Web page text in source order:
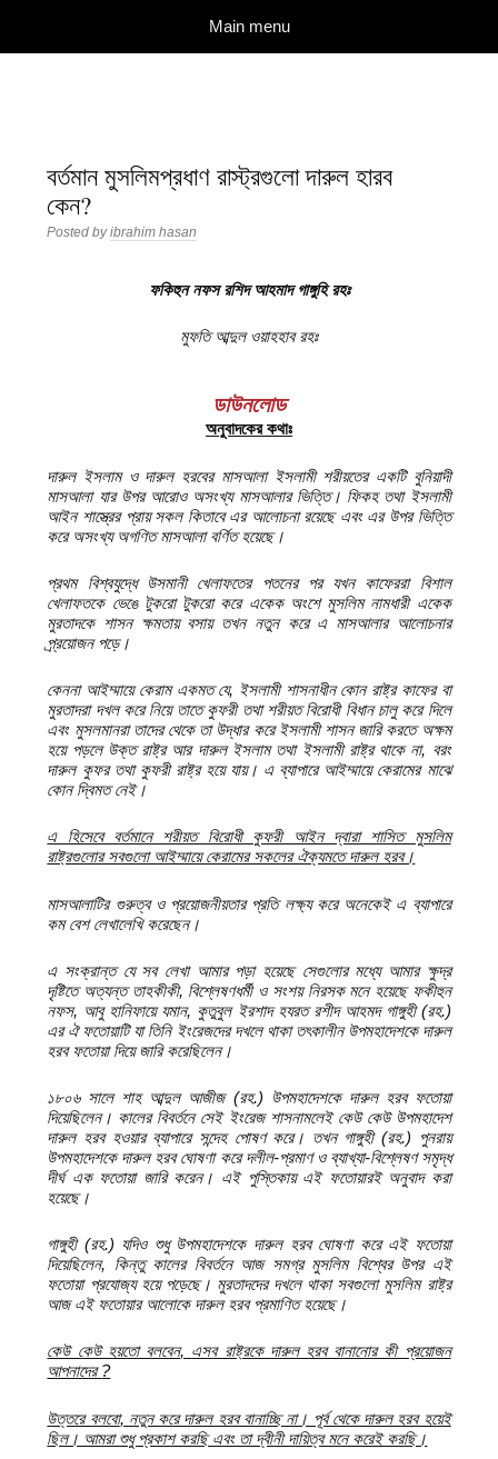
Main menu
বর্তমান মুসলিমপ্রধাণ রাস্ট্রগুলো দারুল হারব
কেন?
Posted byibrahim hasan
ফকিহুন নফস রশিদ আহমাদ গাঙ্গুহি রহঃ
মুফতি আব্দুল ওয়াহহাব রহঃ
ডাউনলোড
অনুবাদকের কথাঃ
দারুল ইসলাম ও দারুল হরবের মাসআলা ইসলামী শরীয়তের একটি বুনিয়াদী
মাসআলা যার উপর আরোও অসংখ্য মাসআলার ভিত্তি। ফিকহ তথা ইসলামী
আইন শাস্ত্রের প্রায় সকল কিতাবে এর আলোচনা রয়েছে এবং এর উপর ভিত্তি
করে অসংখ্য অগণিত মাসআলা বর্ণিত হয়েছে।
প্রথম বিশ্বযুদ্ধে উসমানী খেলাফতের পতনের পর যখন কাফেররা বিশাল
খেলাফতকে ভেঙে টুকরো টুকরো করে একেক অংশে মুসলিম নামধারী একেক
মুরতাদকে শাসন ক্ষমতায় বসায় তখন নতুন করে এ মাসআলার আলোচনার
প্র্রয়োজন পড়ে।
কেননা আইম্মায়ে কেরাম একমত যে, ইসলামী শাসনাধীন কোন রাষ্ট্র কাফের বা
মুরতাদরা দখল করে নিয়ে তাতে কুফরী তথা শরীয়ত বিরোধী বিধান চালু করে দিলে
এবং মুসলমানরা তাদের থেকে তা উদ্ধার করে ইসলামী শাসন জারি করতে অক্ষম
হয়ে পড়লে উক্ত রাষ্ট্র আর দারুল ইসলাম তথা ইসলামী রাষ্ট্র থাকে না, বরং
দারুল কুফর তথা কুফরী রাষ্ট্র হয়ে যায়। এ ব্যাপারে আইম্মায়ে কেরামের মাঝে
কোন দ্বিমত নেই।
এ হিসেবে বর্তমানে শরীয়ত বিরোধী কুফরী আইন দ্বারা শাসিত মুসলিম
রাষ্ট্রগুলোর সবগুলো আইম্মায়ে কেরামের সকলের ঐক্যমতে দারুল হরব।
মাসআলাটির গুরুত্ব ও প্রয়োজনীয়তার প্রতি লক্ষ্য করে অনেকেই এ ব্যাপারে
কম বেশ লেখালেখি করেছেন।
এ সংক্রান্ত যে সব লেখা আমার পড়া হয়েছে সেগুলোর মধ্যে আমার ক্ষুদ্র
দৃষ্টিতে অত্যন্ত তাহকীকী, বিশ্লেষণধর্মী ও সংশয় নিরসক মনে হয়েছে ফকীহুন
নফস, আবু হানিফায়ে যমান, কুতুবুল ইরশাদ হযরত রশীদ আহমদ গাঙ্গুহী (রহ.)
এর ঐ ফতোয়াটি যা তিনি ইংরেজদের দখলে থাকা তৎকালীন উপমহাদেশকে দারুল
হরব ফতোয়া দিয়ে জারি করেছিলেন।
১৮০৬ সালে শাহ আব্দুল আজীজ (রহ.) উপমহাদেশকে দারুল হরব ফতোয়া
দিয়েছিলেন। কালের বিবর্তনে সেই ইংরেজ শাসনামলেই কেউ কেউ উপমহাদেশ
দারুল হরব হওয়ার ব্যাপারে সন্দেহ পোষণ করে। তখন গাঙ্গুহী (রহ.) পুনরায়
উপমহাদেশকে দারুল হরব ঘোষণা করে দলীল-প্রমাণ ও ব্যাখ্যা-বিশ্লেষণ সমৃদ্ধ
দীর্ঘ এক ফতোয়া জারি করেন। এই পুস্তিকায় এই ফতোয়ারই অনুবাদ করা
হয়েছে।
গাঙ্গুহী (রহ.) যদিও শুধু উপমহাদেশকে দারুল হরব ঘোষণা করে এই ফতোয়া
দিয়েছিলেন, কিন্তু কালের বিবর্তনে আজ সমগ্র মুসলিম বিশ্বের উপর এই
ফতোয়া প্রযোজ্য হয়ে পড়েছে। মুরতাদদের দখলে থাকা সবগুলো মুসলিম রাষ্ট্র
আজ এই ফতোয়ার আলোকে দারুল হরব প্রমাণিত হয়েছে।
কেউ কেউ হয়তো বলবেন, এসব রাষ্ট্রকে দারুল হরব বানানোর কী প্রয়োজন
আপনাদের?
উত্তরে বলবো, নতুন করে দারুল হরব বানাচ্ছি না। পূর্ব থেকে দারুল হরব হয়েই
ছিল। আমরা শুধু প্রকাশ করছি এবং তা দ্বীনী দায়িত্ব মনে করেই করছি।